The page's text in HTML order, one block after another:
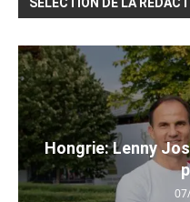
Hongrie: Lenny